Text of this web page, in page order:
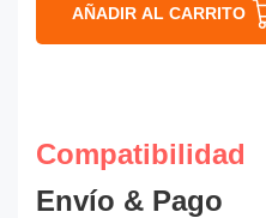
AÑADIR AL CARRITO
Compatibilidad
Envío & Pago